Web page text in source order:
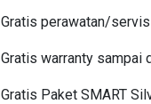
Gratis perawatan/
Gratis warranty sampai
Gratis Paket SMART